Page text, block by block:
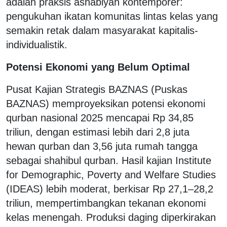
pengukuhan ikatan komunitas lintas kelas yang
semakin retak dalam masyarakat kapitalis-
individualistik.
Potensi Ekonomi yang Belum Optimal
Pusat Kajian Strategis BAZNAS (Puskas
BAZNAS) memproyeksikan potensi ekonomi
qurban nasional 2025 mencapai Rp 34,85
triliun, dengan estimasi lebih dari 2,8 juta
hewan qurban dan 3,56 juta rumah tangga
sebagai shahibul qurban. Hasil kajian Institute
for Demographic, Poverty and Welfare Studies
(IDEAS) lebih moderat, berkisar Rp 27,1–28,2
triliun, mempertimbangkan tekanan ekonomi
kelas menengah. Produksi daging diperkirakan